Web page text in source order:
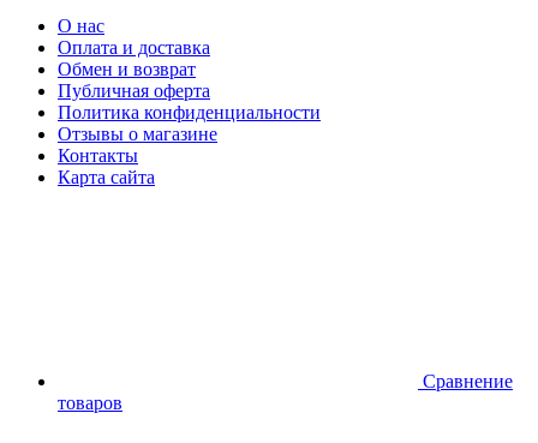
О нас
Оплата и доставка
Обмен и возврат
Публичная оферта
Политика конфиденциальности
Отзывы о магазине
Контакты
Карта сайта
Сравнение
товаров